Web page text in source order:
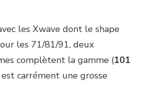
les Xwave dont le shape
les 71/81/91, deux
complètent la gamme (101
est carrément une grosse